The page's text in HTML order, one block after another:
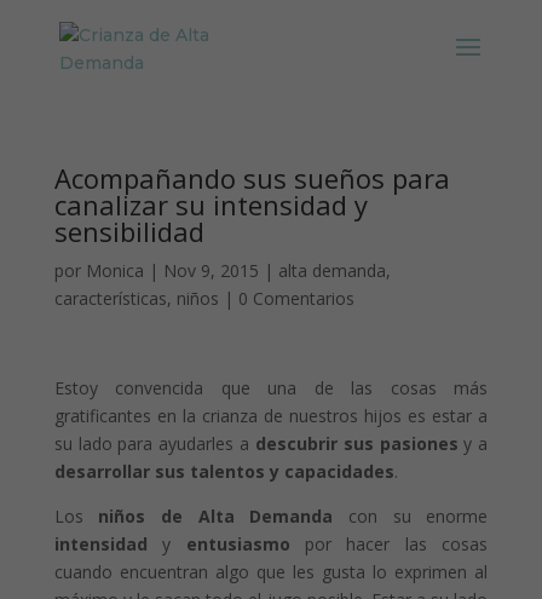
Acompañando sus sueños para
canalizar su intensidad y
sensibilidad
por Monica | Nov 9, 2015 | alta demanda,
características, niños | 0 Comentarios
Estoy convencida que una de las cosas más
gratificantes en la crianza de nuestros hijos es estar a
su lado para ayudarles a descubrir sus pasiones y a
desarrollar sus talentos y capacidades.
Los niños de Alta Demanda con su enorme
intensidad y entusiasmo por hacer las cosas
cuando encuentran algo que les gusta lo exprimen al